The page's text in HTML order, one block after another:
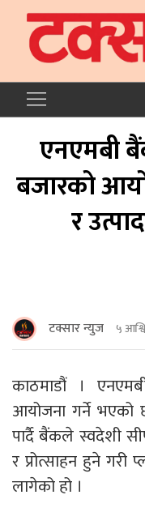
एनएमबी
बजारको
र
टक्सार न्युज ५
काठमाडौं ।
आयोजना गर्ने
पार्दै बैंकले स्वदेशी
र प्रोत्साहन हुने गरी
लागेको हो ।